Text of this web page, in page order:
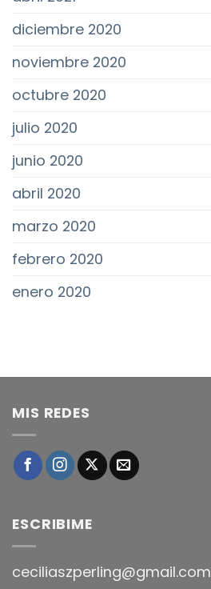
diciembre 2020
noviembre 2020
octubre 2020
julio 2020
junio 2020
abril 2020
marzo 2020
febrero 2020
enero 2020
MIS REDES
ESCRIBIME
ceciliaszperling@gmail.com